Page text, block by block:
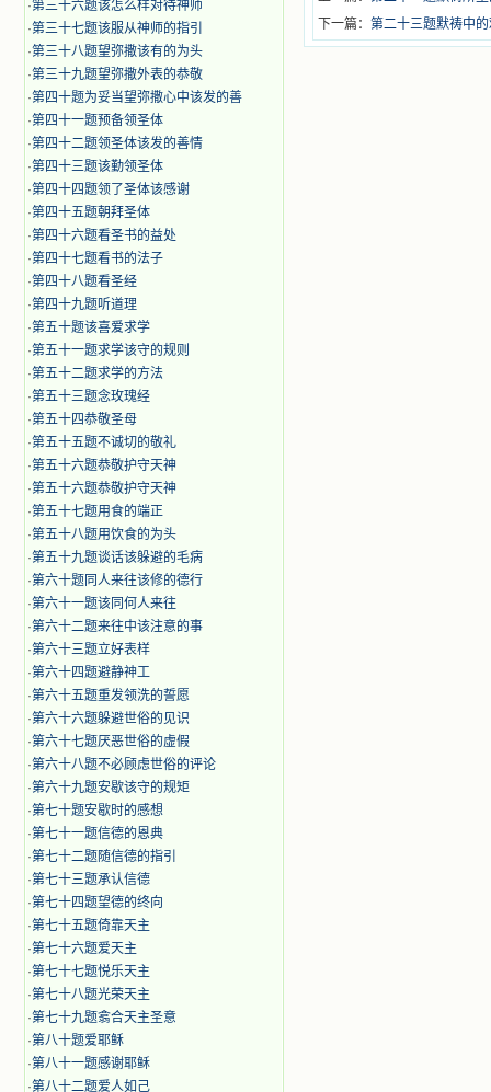
·第三十六题该怎么样对待神师
·第三十七题该服从神师的指引
·第三十八题望弥撒该有的为头
·第三十九题望弥撒外表的恭敬
·第四十题为妥当望弥撒心中该发的善
·第四十一题预备领圣体
·第四十二题领圣体该发的善情
·第四十三题该勤领圣体
·第四十四题领了圣体该感谢
·第四十五题朝拜圣体
·第四十六题看圣书的益处
·第四十七题看书的法子
·第四十八题看圣经
·第四十九题听道理
·第五十题该喜爱求学
·第五十一题求学该守的规则
·第五十二题求学的方法
·第五十三题念玫瑰经
·第五十四恭敬圣母
·第五十五题不诚切的敬礼
·第五十六题恭敬护守天神
·第五十六题恭敬护守天神
·第五十七题用食的端正
·第五十八题用饮食的为头
·第五十九题谈话该躲避的毛病
·第六十题同人来往该修的德行
·第六十一题该同何人来往
·第六十二题来往中该注意的事
·第六十三题立好表样
·第六十四题避静神工
·第六十五题重发领洗的誓愿
·第六十六题躲避世俗的见识
·第六十七题厌恶世俗的虚假
·第六十八题不必顾虑世俗的评论
·第六十九题安歇该守的规矩
·第七十题安歇时的感想
·第七十一题信德的恩典
·第七十二题随信德的指引
·第七十三题承认信德
·第七十四题望德的终向
·第七十五题倚靠天主
·第七十六题爱天主
·第七十七题悦乐天主
·第七十八题光荣天主
·第七十九题翕合天主圣意
·第八十题爱耶稣
·第八十一题感谢耶稣
·第八十二题爱人如己
下一篇： 第二十三题默祷中